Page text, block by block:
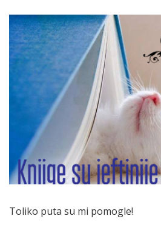
Toliko puta su mi pomogle!